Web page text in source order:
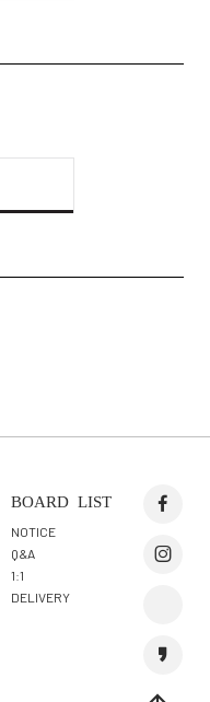
BOARD LIST
NOTICE
Q&A
1:1
DELIVERY